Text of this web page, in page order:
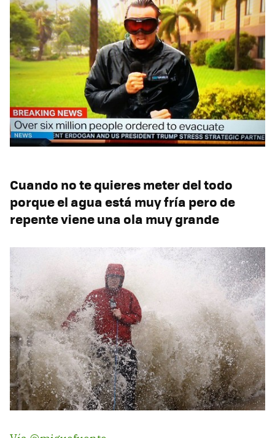
Cuando no te quieres meter del todo
porque el agua está muy fría pero de
repente viene una ola muy grande